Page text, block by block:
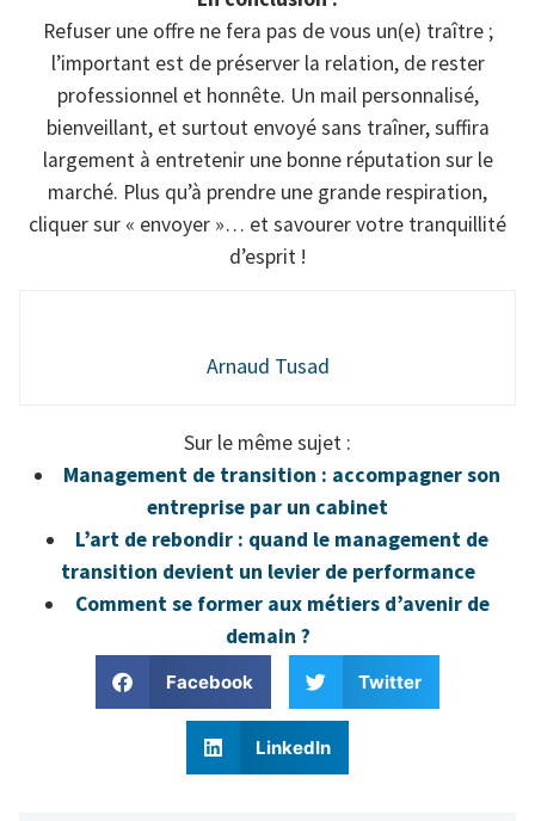
Refuser une offre ne fera pas de vous un(e) traître ;
l’important est de préserver la relation, de rester
professionnel et honnête. Un mail personnalisé,
bienveillant, et surtout envoyé sans traîner, suffira
largement à entretenir une bonne réputation sur le
marché. Plus qu’à prendre une grande respiration,
cliquer sur « envoyer »… et savourer votre tranquillité
d’esprit !
Arnaud Tusad
Sur le même sujet :
Management de transition : accompagner son
entreprise par un cabinet
L’art de rebondir : quand le management de
transition devient un levier de performance
Comment se former aux métiers d’avenir de
demain ?
Facebook Twitter
LinkedIn